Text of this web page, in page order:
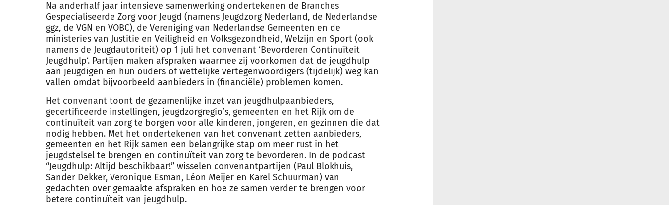
Na anderhalf jaar intensieve samenwerking ondertekenen de Branches
Gespecialiseerde Zorg voor Jeugd (namens Jeugdzorg Nederland, de Nederlandse
ggz, de VGN en VOBC), de Vereniging van Nederlandse Gemeenten en de
ministeries van Justitie en Veiligheid en Volksgezondheid, Welzijn en Sport (ook
namens de Jeugdautoriteit) op 1 juli het convenant ‘Bevorderen Continuïteit
Jeugdhulp‘. Partijen maken afspraken waarmee zij voorkomen dat de jeugdhulp
aan jeugdigen en hun ouders of wettelijke vertegenwoordigers (tijdelijk) weg kan
vallen omdat bijvoorbeeld aanbieders in (financiële) problemen komen.
Het convenant toont de gezamenlijke inzet van jeugdhulpaanbieders,
gecertificeerde instellingen, jeugdzorgregio’s, gemeenten en het Rijk om de
continuïteit van zorg te borgen voor alle kinderen, jongeren, en gezinnen die dat
nodig hebben. Met het ondertekenen van het convenant zetten aanbieders,
gemeenten en het Rijk samen een belangrijke stap om meer rust in het
jeugdstelsel te brengen en continuïteit van zorg te bevorderen. In de podcast
“Jeugdhulp: Altijd beschikbaar!” wisselen convenantpartijen (Paul Blokhuis,
Sander Dekker, Veronique Esman, Léon Meijer en Karel Schuurman) van
gedachten over gemaakte afspraken en hoe ze samen verder te brengen voor
betere continuïteit van jeugdhulp.